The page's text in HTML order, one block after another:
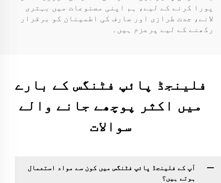
پورا کرنے کے لیے، ہم اپنی مصنوعات میں بہتری
لانے، جدت طرازی اور صارف کی اطمینان کو برقرار
رکھنے کے لیے پرعزم ہیں۔
فلینجڈ پائپ فٹنگس کے بارے
میں اکثر پوچھے جانے والے
سوالات
آپ کے فلینجڈ پائپ فٹنگس میں کون سے مواد استعمال
ہوتے ہیں؟